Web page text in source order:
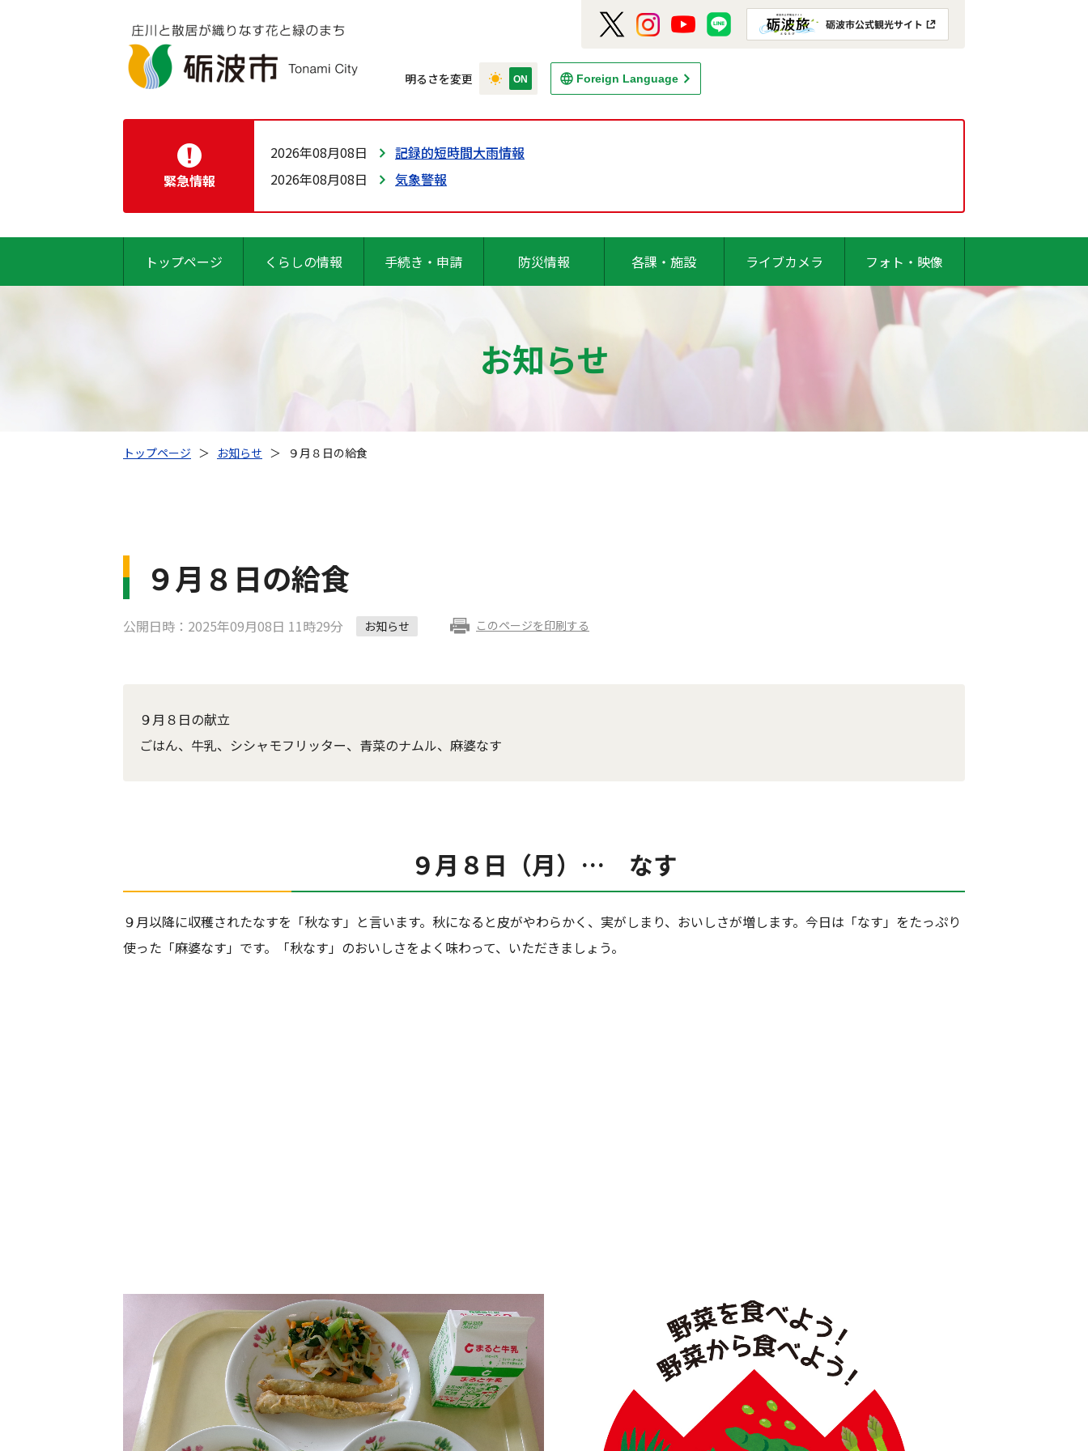
明るさを変更 Foreign Language
緊急情報
2026年08月08日
記録的短時間大雨情報
2026年08月08日
気象警報
トップページ くらしの情報 手続き・申請 防災情報 各課・施設 ライブカメラ フォト・映像
お知らせ
トップページ ＞ お知らせ ＞ ９月８日の給食
９月８日の給食
公開日時：2025年09月08日 11時29分 お知らせ このページを印刷する
９月８日の献立
ごはん、牛乳、シシャモフリッター、青菜のナムル、麻婆なす
９月８日（月）… なす
９月以降に収穫されたなすを「秋なす」と言います。秋になると皮がやわらかく、実がしまり、おいしさが増します。今日は「なす」をたっぷり
使った「麻婆なす」です。「秋なす」のおいしさをよく味わって、いただきましょう。